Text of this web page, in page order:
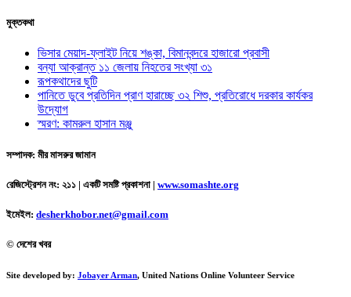
মুক্তকথা
ভিসার মেয়াদ-ফ্লাইট নিয়ে শঙ্কা, বিমানবন্দরে হাজারো প্রবাসী
বন্যা আক্রান্ত ১১ জেলায় নিহতের সংখ্যা ৩১
রূপকথাদের ছুটি
পানিতে ডুবে প্রতিদিন প্রাণ হারাচ্ছে ৩২ শিশু, প্রতিরোধে দরকার কার্যকর
উদ্যোগ
স্মরণ: কামরুল হাসান মঞ্জু
সম্পাদক: মীর মাসরুর জামান
রেজিস্ট্রেশন নং: ২১১ | একটি সমষ্টি প্রকাশনা | www.somashte.org
ইমেইল: desherkhobor.net@gmail.com
© দেশের খবর
Site developed by: Jobayer Arman, United Nations Online Volunteer Service